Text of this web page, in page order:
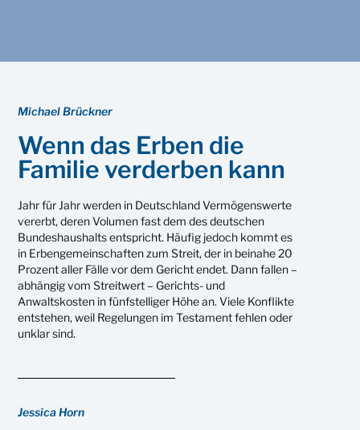
Michael Brückner
Wenn das Erben die
Familie verderben kann
Jahr für Jahr werden in Deutschland Vermögenswerte
vererbt, deren Volumen fast dem des deutschen
Bundeshaushalts entspricht. Häufig jedoch kommt es
in Erbengemeinschaften zum Streit, der in beinahe 20
Prozent aller Fälle vor dem Gericht endet. Dann fallen –
abhängig vom Streitwert – Gerichts- und
Anwaltskosten in fünfstelliger Höhe an. Viele Konflikte
entstehen, weil Regelungen im Testament fehlen oder
unklar sind.
Jessica Horn